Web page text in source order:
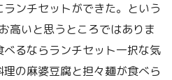
ンチセットができた。という
高いと思うところではありま
るならランチセット一択な気
の麻婆豆腐と担々麺が食べら